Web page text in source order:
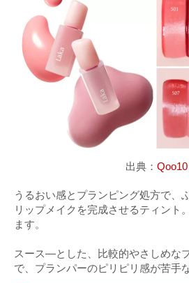
出典： Qoo10
うるおい感とプランピング処方で、
リップメイクを完成させるティント
ます。
スース―とした、比較的やさしめな
で、プランパーのピリピリ感が苦手